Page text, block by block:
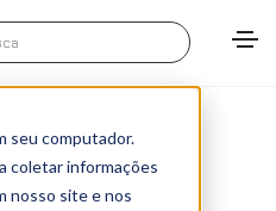
seu computador.
coletar informações
nosso site e nos
Digital